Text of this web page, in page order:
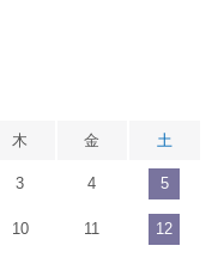
木 金 土
3 4 5
10 11 12